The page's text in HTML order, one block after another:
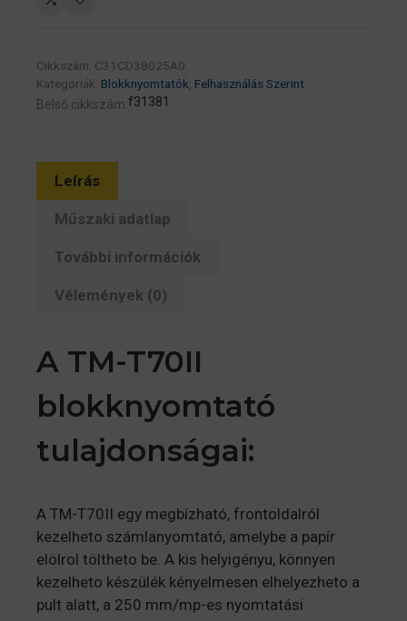
Cikkszám: C31CD38025A0
Kategóriák: Blokknyomtatók, Felhasználás Szerint
Belső cikkszám:f31381
Leírás
Műszaki adatlap
További információk
Vélemények (0)
A TM-T70II
blokknyomtató
tulajdonságai:
A TM-T70II egy megbízható, frontoldalról
kezelheto számlanyomtató, amelybe a papír
elölrol töltheto be. A kis helyigényu, könnyen
kezelheto készülék kényelmesen elhelyezheto a
pult alatt, a 250 mm/mp-es nyomtatási